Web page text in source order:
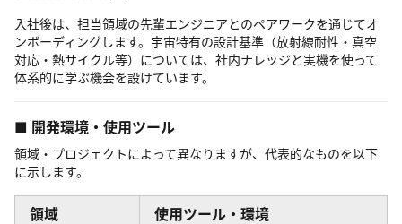
入社後は、担当領域の先輩エンジニアとのペアワークを通じてオ
ンボーディングします。宇宙特有の設計基準（放射線耐性・真空
対応・熱サイクル等）については、社内ナレッジと実機を使って
体系的に学ぶ機会を設けています。
■ 開発環境・使用ツール
領域・プロジェクトによって異なりますが、代表的なものを以下
に示します。
領域 使用ツール・環境